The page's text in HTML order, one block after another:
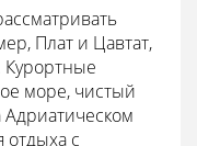
Плат и Цавтат,
Курортные
море, чистый
Адриатическом
с